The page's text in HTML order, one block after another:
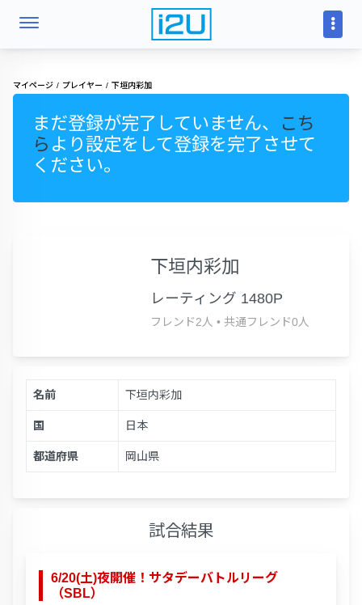
マイページ プレイヤー 下垣内彩加
まだ登録が完了していません、
こち
ら より設定をして登録を完了させて
ください。
下垣内彩加
レーティング 1480P
フレンド2人 • 共通フレンド0人
名前 下垣内彩加
国 日本
都道府県 岡山県
試合結果
6/20(土)夜開催！サタデーバトルリーグ
（SBL）